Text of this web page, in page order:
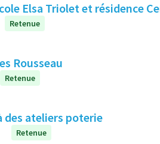
Elsa Triolet et résidence
Retenue
Rousseau
Retenue
des ateliers poterie
Retenue